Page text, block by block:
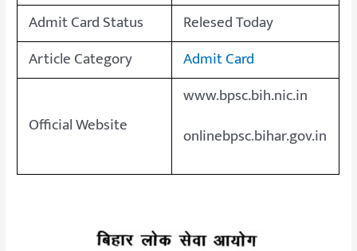
Admit Card Status
Relesed Today
Article Category
Admit Card
Official Website
www.bpsc.bih.nic.in
onlinebpsc.bihar.gov.in